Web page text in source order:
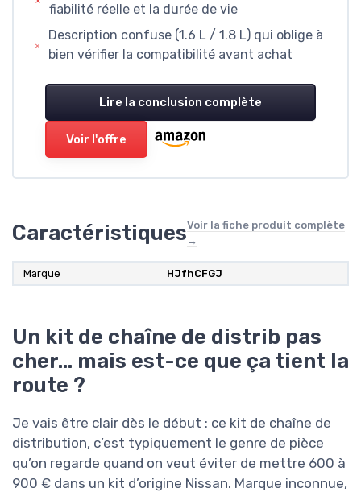
fiabilité réelle et la durée de vie
Description confuse (1.6 L / 1.8 L) qui oblige à
bien vérifier la compatibilité avant achat
Lire la conclusion complète
Voir l'offre
CaractéristiquesVoir la fiche produit complète
→
Marque ‎HJfhCFGJ
Un kit de chaîne de distrib pas
cher… mais est-ce que ça tient la
route ?
Je vais être clair dès le début : ce kit de chaîne de
distribution, c’est typiquement le genre de pièce
qu’on regarde quand on veut éviter de mettre 600 à
900 € dans un kit d’origine Nissan. Marque inconnue,